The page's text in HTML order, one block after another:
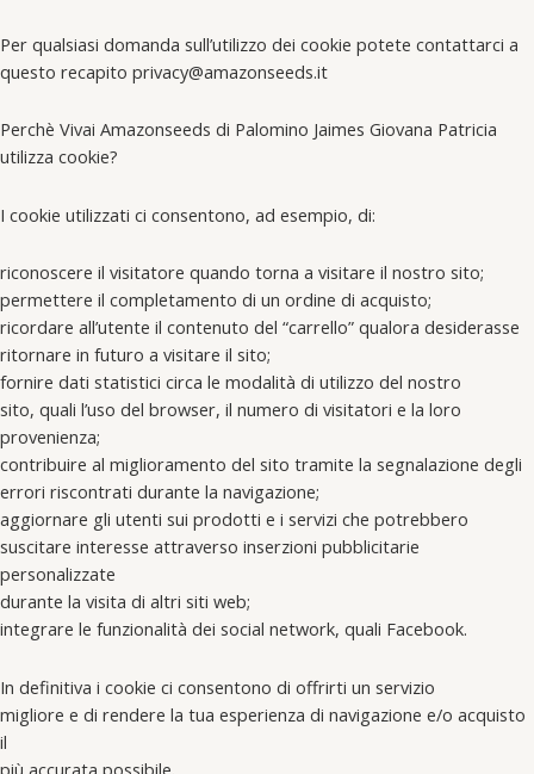
Per qualsiasi domanda sull’utilizzo dei cookie potete contattarci a
questo recapito privacy@amazonseeds.it
Perchè Vivai Amazonseeds di Palomino Jaimes Giovana Patricia
utilizza cookie?
I cookie utilizzati ci consentono, ad esempio, di:
riconoscere il visitatore quando torna a visitare il nostro sito;
permettere il completamento di un ordine di acquisto;
ricordare all’utente il contenuto del “carrello” qualora desiderasse
ritornare in futuro a visitare il sito;
fornire dati statistici circa le modalità di utilizzo del nostro
sito, quali l’uso del browser, il numero di visitatori e la loro
provenienza;
contribuire al miglioramento del sito tramite la segnalazione degli
errori riscontrati durante la navigazione;
aggiornare gli utenti sui prodotti e i servizi che potrebbero
suscitare interesse attraverso inserzioni pubblicitarie
personalizzate
durante la visita di altri siti web;
integrare le funzionalità dei social network, quali Facebook.
In definitiva i cookie ci consentono di offrirti un servizio
migliore e di rendere la tua esperienza di navigazione e/o acquisto
il